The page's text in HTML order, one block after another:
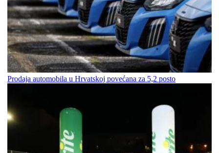
Prodaja automobila u Hrvatskoj povećana za 5,2 posto